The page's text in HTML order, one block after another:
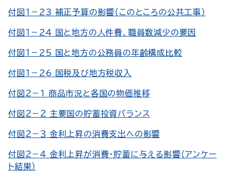
付図１－23 補正予算の影響（このところの公共工事）
付図１－24 国と地方の人件費、職員数減少の要因
付図１－25 国と地方の公務員の年齢構成比較
付図１－26 国税及び地方税収入
付図２－１ 商品市況と各国の物価推移
付図２－２ 主要国の貯蓄投資バランス
付図２－３ 金利上昇の消費支出への影響
付図２－４ 金利上昇が消費・貯蓄に与える影響（アンケー
ト結果）